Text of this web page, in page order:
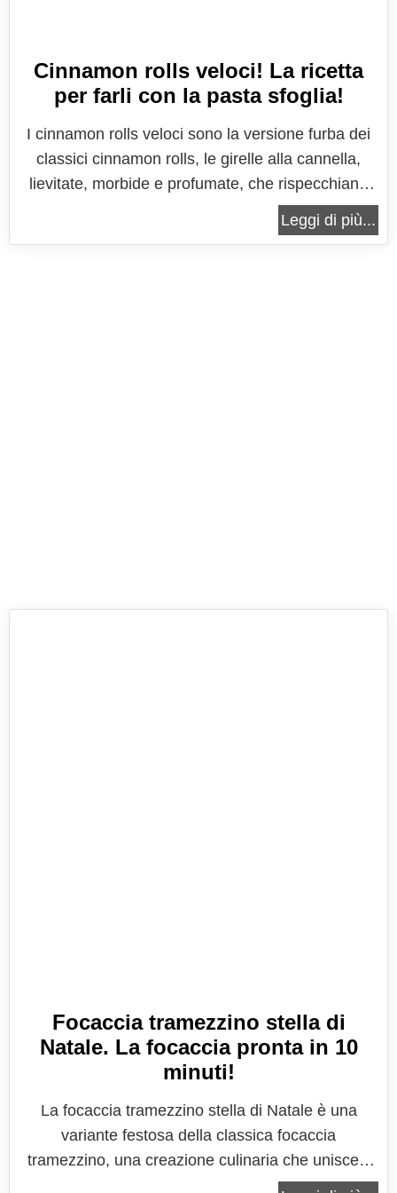
Cinnamon rolls veloci! La ricetta
per farli con la pasta sfoglia!
I cinnamon rolls veloci sono la versione furba dei
classici cinnamon rolls, le girelle alla cannella,
lievitate, morbide e profumate, che rispecchiano
tutto lo spirito del Natale. Questa versione furba,
molto semplice e molto veloce, utilizza la pasta
Leggi di più...
Focaccia tramezzino stella di
Natale. La focaccia pronta in 10
minuti!
La focaccia tramezzino stella di Natale è una
variante festosa della classica focaccia
tramezzino, una creazione culinaria che unisce il
comfort del tramezzino italiano alla festività delle